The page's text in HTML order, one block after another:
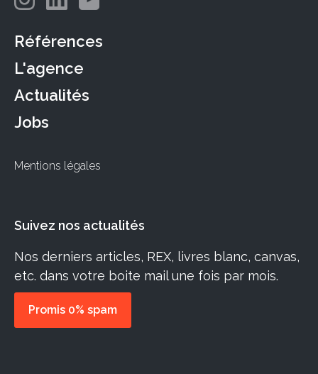
Références
L'agence
Actualités
Jobs
Mentions légales
Suivez nos actualités
Nos derniers articles, REX, livres blanc, canvas,
etc. dans votre boite mail une fois par mois.
Promis 0% spam